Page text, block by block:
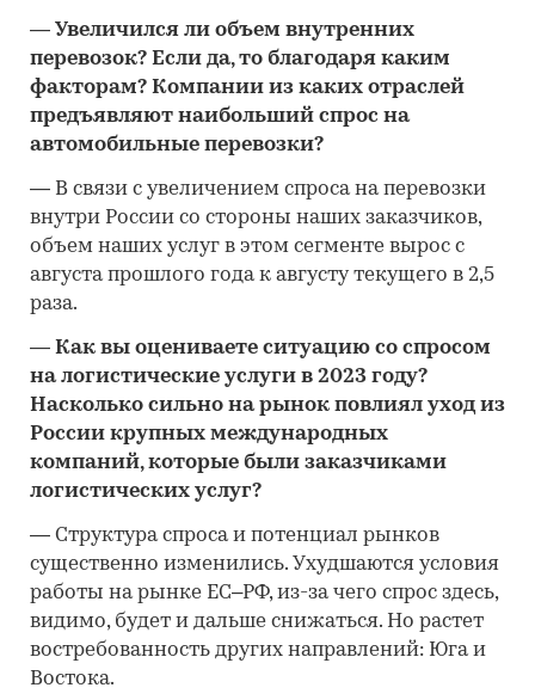
— Увеличился ли объем внутренних
перевозок? Если да, то благодаря каким
факторам? Компании из каких отраслей
предъявляют наибольший спрос на
автомобильные перевозки?
— В связи с увеличением спроса на перевозки
внутри России со стороны наших заказчиков,
объем наших услуг в этом сегменте вырос с
августа прошлого года к августу текущего в 2,5
раза.
— Как вы оцениваете ситуацию со спросом
на логистические услуги в 2023 году?
Насколько сильно на рынок повлиял уход из
России крупных международных
компаний, которые были заказчиками
логистических услуг?
— Структура спроса и потенциал рынков
существенно изменились. Ухудшаются условия
работы на рынке ЕС–РФ, из-за чего спрос здесь,
видимо, будет и дальше снижаться. Но растет
востребованность других направлений: Юга и
Востока.